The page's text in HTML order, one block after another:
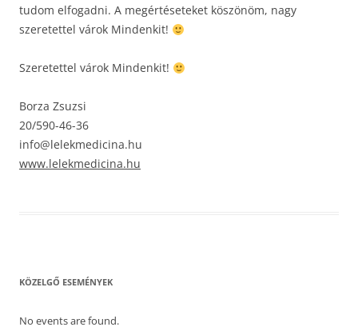
tudom elfogadni. A megértéseteket köszönöm, nagy
szeretettel várok Mindenkit!
Szeretettel várok Mindenkit!
Borza Zsuzsi
20/590-46-36
info@lelekmedicina.hu
www.lelekmedicina.hu
KÖZELGŐ ESEMÉNYEK
No events are found.